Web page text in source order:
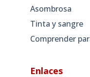
Asombrosa
Tinta y sangre
Comprender
Enlaces